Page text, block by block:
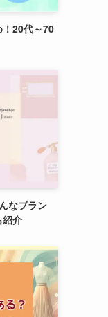
20代～70
なブラン
紹介